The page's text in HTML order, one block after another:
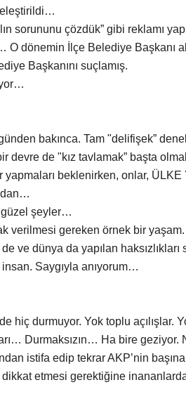
sorununu çözdük” gibi reklamı
dönemin İlçe Belediye Başkanı
Başkanını suçlamış.
bakınca. Tam "delifişek”
devre de "kız tavlamak” başta
beklenirken, onlar, ÜLKE
güzel şeyler…
verilmesi gereken örnek bir yaşam.
ve dünya da yapılan
Saygıyla anıyorum…
hiç durmuyor. Yok toplu açılışlar.
Durmaksızın… Ha bire geziyor.
istifa edip tekrar AKP’nin
etmesi gerektiğine